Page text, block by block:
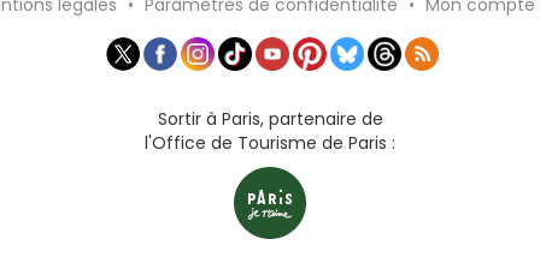
légales • Paramètres de confidentialité • Mon compte
Sortir à Paris, partenaire de
l'Office de Tourisme de Paris :